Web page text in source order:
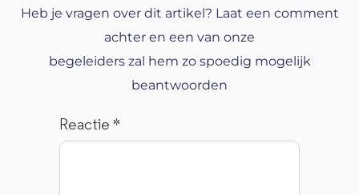
Heb je vragen over dit artikel? Laat een comment
achter en een van onze
begeleiders zal hem zo spoedig mogelijk
beantwoorden
Reactie*